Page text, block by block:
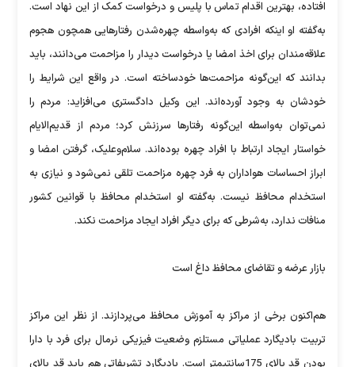
افتاده، بهترین اقدام تماس با پلیس و درخواست کمک از این نهاد است.
به‌گفته او اینکه افرادی که به‌واسطه چهره‌شدن رفتارهایی همچون هجوم
علاقه‌مندان برای اخذ امضا یا درخواست دیدار را مزاحمت می‌دانند، باید
بدانند که این‌گونه مزاحمت‌ها خودساخته است. در واقع این شرایط را
خودشان به وجود آورده‌اند. این وکیل دادگستری می‌افزاید: مردم را
نمی‌توان به‌واسطه این‌گونه رفتارها سرزنش کرد؛ مردم از قدیم‌الایام
خواستار ایجاد ارتباط با افراد چهره بوده‌اند. سلام‌وعلیک، گرفتن امضا و
ابراز احساسات هواداران به فرد چهره مزاحمت تلقی نمی‌شود و نیازی به
استخدام محافظ نیست. به‌گفته او استخدام محافظ با قوانین کشور
منافات ندارد، به‌شرطی که برای دیگر افراد ایجاد مزاحمت نکند.
بازار عرضه و تقاضای محافظ داغ است
هم‌اکنون برخی از مراکز به آموزش محافظ می‌پردازند. از نظر این مراکز
تربیت بادیگارد عملیاتی مستلزم وضعیت فیزیکی نرمال برای فرد با دارا
بودن قد بالای 175سانتیمتر است. بادیگارد تشریفاتی هم باید قد بالای